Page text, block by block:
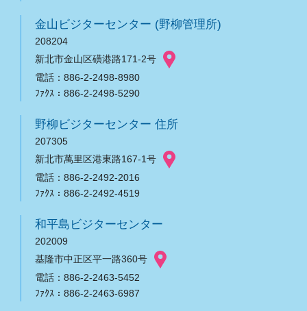
金山ビジターセンター (野柳管理所)
208204
新北市金山区磺港路171-2号
電話：886-2-2498-8980
ﾌｧｸｽ：886-2-2498-5290
野柳ビジターセンター 住所
207305
新北市萬里区港東路167-1号
電話：886-2-2492-2016
ﾌｧｸｽ：886-2-2492-4519
和平島ビジターセンター
202009
基隆市中正区平一路360号
電話：886-2-2463-5452
ﾌｧｸｽ：886-2-2463-6987